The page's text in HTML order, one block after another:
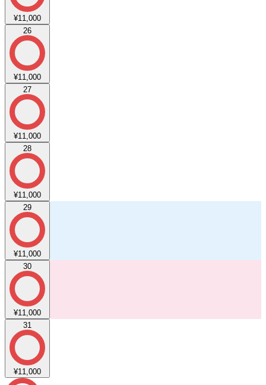
¥11,000
26
¥11,000
27
¥11,000
28
¥11,000
29
¥11,000
30
¥11,000
31
¥11,000